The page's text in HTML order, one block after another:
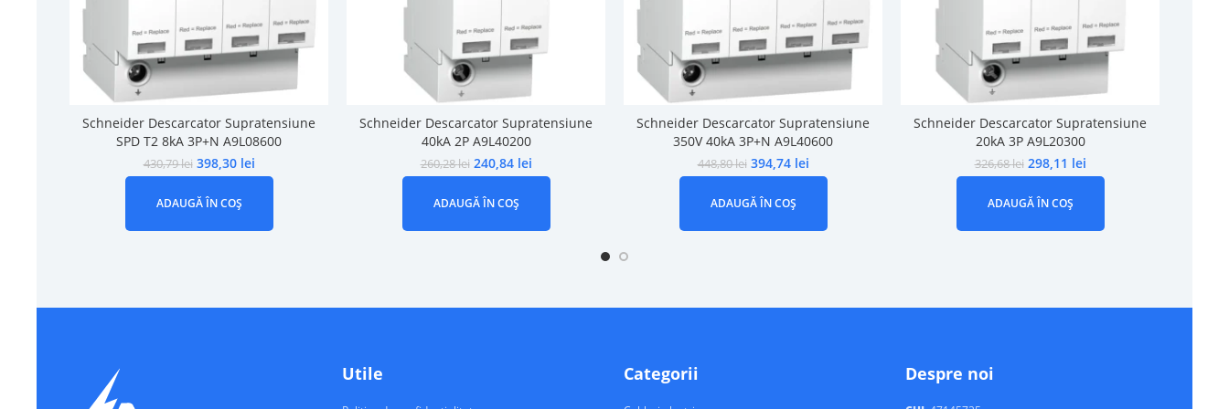
Schneider Descarcator Supratensiune
SPD T2 8kA 3P+N A9L08600
430,79lei 398,30 lei
ADAUGĂ ÎN COȘ
Schneider Descarcator Supratensiune
40kA 2P A9L40200
260,28lei 240,84 lei
ADAUGĂ ÎN COȘ
Schneider Descarcator Supratensiune
350V 40kA 3P+N A9L40600
448,80lei 394,74 lei
ADAUGĂ ÎN COȘ
Schneider Descarcator Supratensiune
20kA 3P A9L20300
326,68lei 298,11 lei
ADAUGĂ ÎN COȘ
Utile Categorii Despre noi